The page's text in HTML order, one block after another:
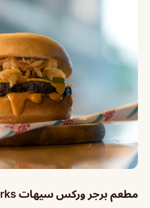
مطعم برجر وركس سيهات BurgerWorks